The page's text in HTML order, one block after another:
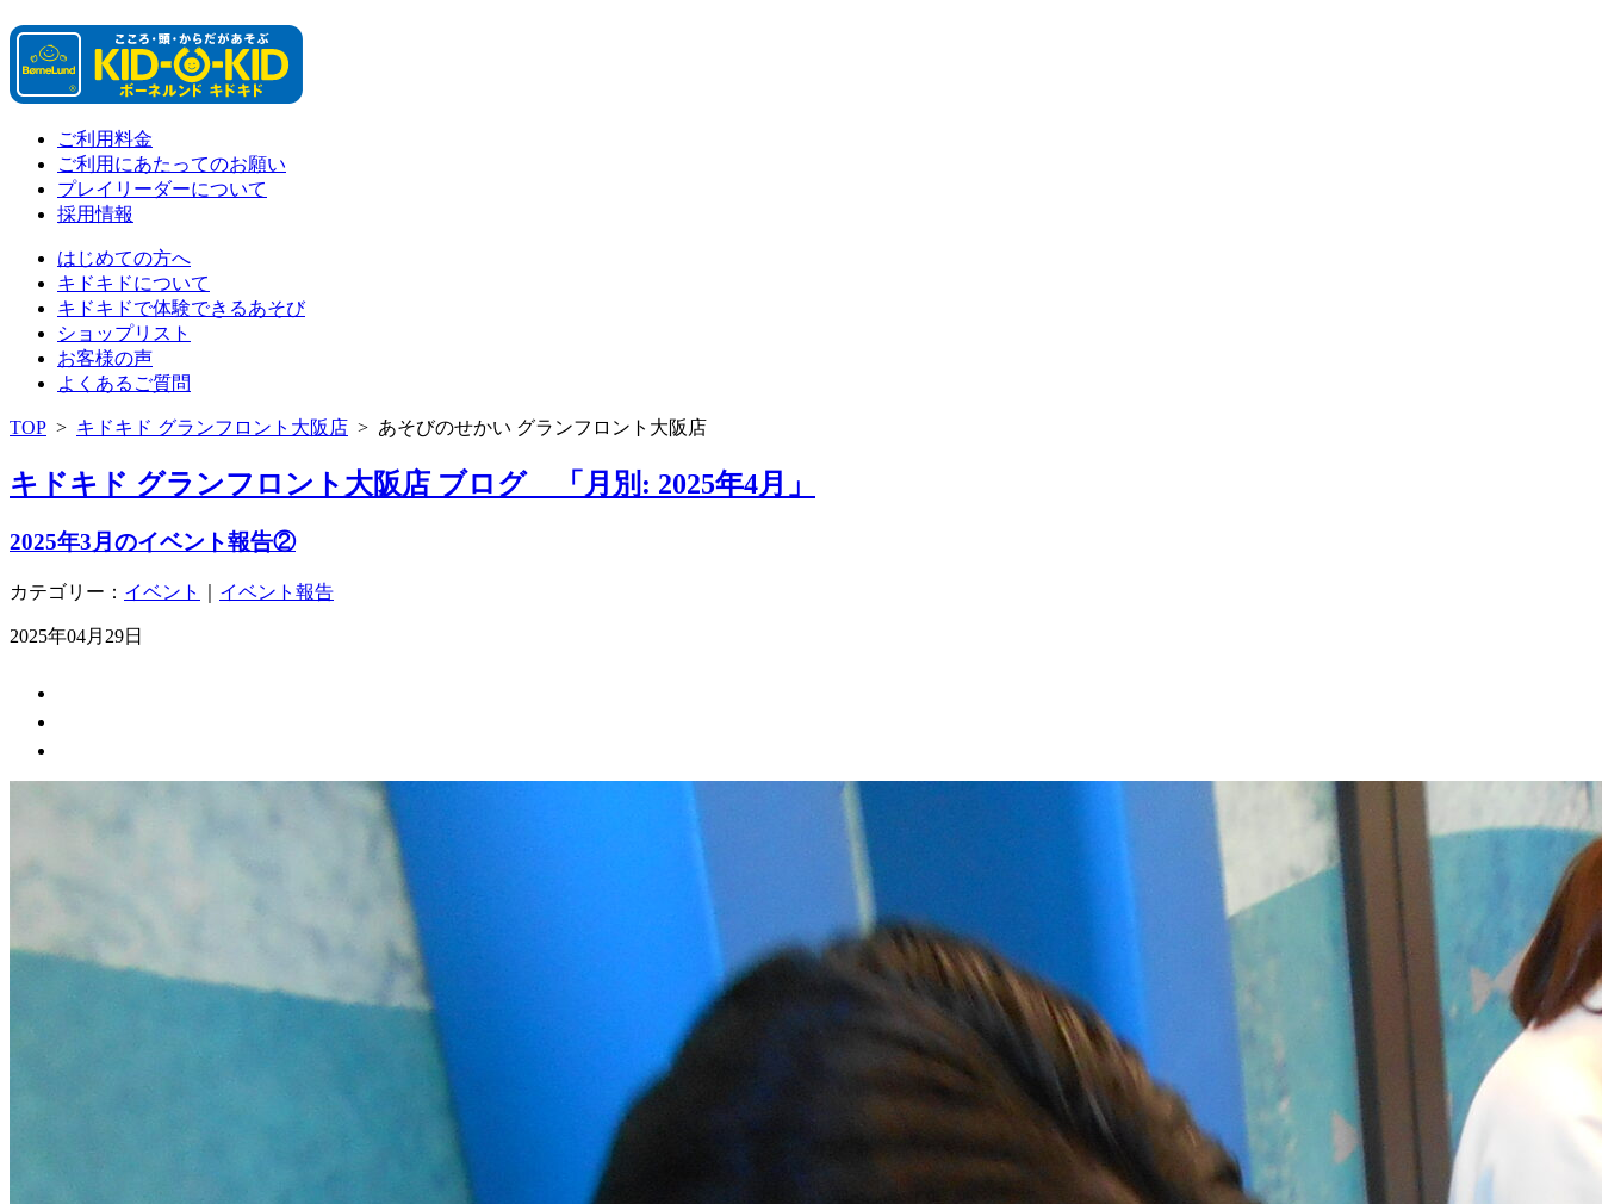
ご利用料金
ご利用にあたってのお願い
プレイリーダーについて
採用情報
はじめての方へ
キドキドについて
キドキドで体験できるあそび
ショップリスト
お客様の声
よくあるご質問
TOP > キドキド グランフロント大阪店 > あそびのせかい グランフロント大阪店
キドキド グランフロント大阪店 ブログ 「月別: 2025年4月」
2025年3月のイベント報告②
カテゴリー： イベント イベント報告
2025年04月29日